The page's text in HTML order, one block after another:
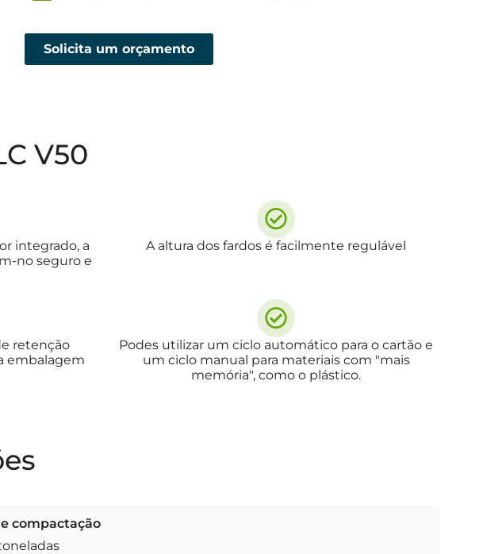
Solicita um orçamento
V50
integrado, a
no seguro e
A altura dos fardos é facilmente regulável
retenção
embalagem
Podes utilizar um ciclo automático para o cartão e
um ciclo manual para materiais com "mais
memória", como o plástico.
compactação